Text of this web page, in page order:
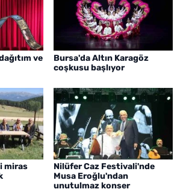
ve
Bursa'da Altın Karagöz
coşkusu başlıyor
miras
Nilüfer Caz Festivali'nde
Musa Eroğlu'ndan
unutulmaz konser